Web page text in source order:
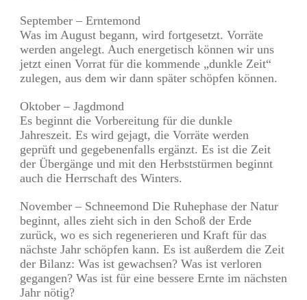
September – Erntemond
Was im August begann, wird fortgesetzt. Vorräte
werden angelegt. Auch energetisch können wir uns
jetzt einen Vorrat für die kommende „dunkle Zeit“
zulegen, aus dem wir dann später schöpfen können.
Oktober – Jagdmond
Es beginnt die Vorbereitung für die dunkle
Jahreszeit. Es wird gejagt, die Vorräte werden
geprüft und gegebenenfalls ergänzt. Es ist die Zeit
der Übergänge und mit den Herbststürmen beginnt
auch die Herrschaft des Winters.
November – Schneemond Die Ruhephase der Natur
beginnt, alles zieht sich in den Schoß der Erde
zurück, wo es sich regenerieren und Kraft für das
nächste Jahr schöpfen kann. Es ist außerdem die Zeit
der Bilanz: Was ist gewachsen? Was ist verloren
gegangen? Was ist für eine bessere Ernte im nächsten
Jahr nötig?